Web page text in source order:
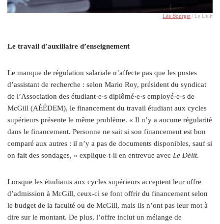
Léa Bourget | Le Délit
Le travail d’auxiliaire d’enseignement
Le manque de régulation salariale n’affecte pas que les postes
d’assistant de recherche : selon Mario Roy, président du syndicat
de l’Association des étudiant·e·s diplômé·e·s employé·e·s de
McGill (AÉÉDEM), le financement du travail étudiant aux cycles
supérieurs présente le même problème. « Il n’y a aucune régularité
dans le financement. Personne ne sait si son financement est bon
comparé aux autres : il n’y a pas de documents disponibles, sauf si
on fait des sondages, » explique-t-il en entrevue avec Le Délit.
Lorsque les étudiants aux cycles supérieurs acceptent leur offre
d’admission à McGill, ceux-ci se font offrir du financement selon
le budget de la faculté ou de McGill, mais ils n’ont pas leur mot à
dire sur le montant. De plus, l’offre inclut un mélange de